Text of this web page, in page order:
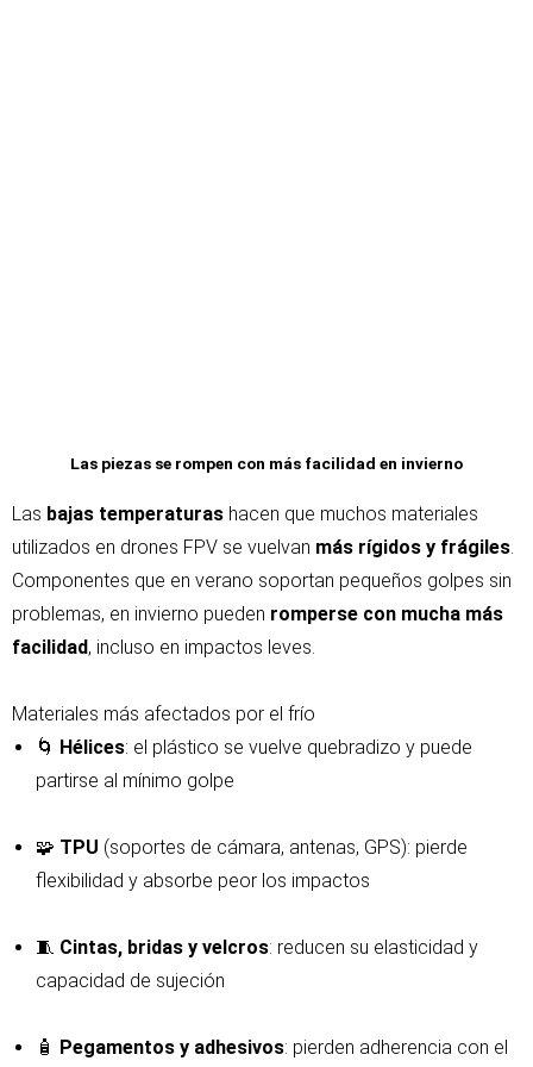
Las piezas se rompen con más facilidad en invierno
Las bajas temperaturas hacen que muchos materiales
utilizados en drones FPV se vuelvan más rígidos y frágiles
Componentes que en verano soportan pequeños golpes sin
problemas, en invierno pueden romperse con mucha más
facilidad, incluso en impactos leves.
Materiales más afectados por el frío
🌀 Hélices: el plástico se vuelve quebradizo y puede
partirse al mínimo golpe
🧩 TPU (soportes de cámara, antenas, GPS): pierde
flexibilidad y absorbe peor los impactos
🧵 Cintas, bridas y velcros: reducen su elasticidad y
capacidad de sujeción
🧴 Pegamentos y adhesivos: pierden adherencia con el